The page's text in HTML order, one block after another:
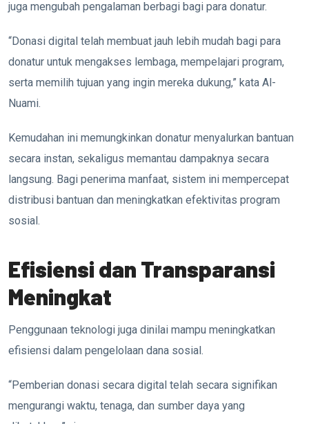
juga mengubah pengalaman berbagi bagi para donatur.
“Donasi digital telah membuat jauh lebih mudah bagi para
donatur untuk mengakses lembaga, mempelajari program,
serta memilih tujuan yang ingin mereka dukung,” kata Al-
Nuami.
Kemudahan ini memungkinkan donatur menyalurkan bantuan
secara instan, sekaligus memantau dampaknya secara
langsung. Bagi penerima manfaat, sistem ini mempercepat
distribusi bantuan dan meningkatkan efektivitas program
sosial.
Efisiensi dan Transparansi
Meningkat
Penggunaan teknologi juga dinilai mampu meningkatkan
efisiensi dalam pengelolaan dana sosial.
“Pemberian donasi secara digital telah secara signifikan
mengurangi waktu, tenaga, dan sumber daya yang